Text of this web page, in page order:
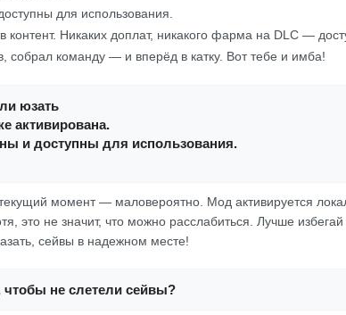
для использования.
контент. Никаких доплат, никакого фарма на DLC —
собрал команду — и вперёд в катку. Вот тебе и имба!
юзать
активирована.
и доступны для использования.
момент — маловероятно. Мод активируется
это не значит, что можно расслабиться. Лучше избегай
сейвы в надежном месте!
чтобы не слетели сейвы?